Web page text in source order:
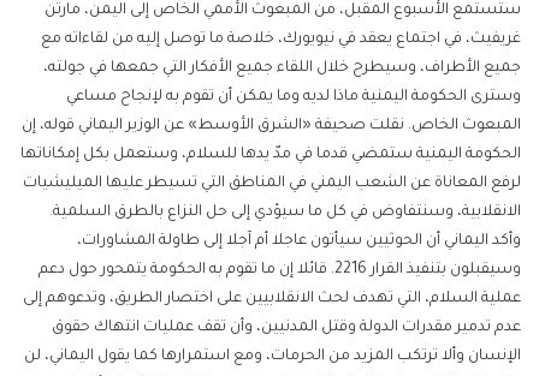
ستستمع الأسبوع المقبل، من المبعوث الأممي الخاص إلى اليمن، مارتن
غريفيث، في اجتماع يعقد في نيويورك، خلاصة ما توصل إليه من لقاءاته مع
جميع الأطراف، وسيطرح خلال اللقاء جميع الأفكار التي جمعها في جولته،
وسترى الحكومة اليمنية ماذا لديه وما يمكن أن تقوم به لإنجاح مساعي
المبعوث الخاص. نقلت صحيفة «الشرق الأوسط» عن الوزير اليماني قوله، إن
الحكومة اليمنية ستمضي قدما في مدّ يدها للسلام، وستعمل بكل إمكاناتها
لرفع المعاناة عن الشعب اليمني في المناطق التي تسيطر عليها الميليشيات
الانقلابية، وسنتفاوض في كل ما سيؤدي إلى حل النزاع بالطرق السلمية.
وأكد اليماني أن الحوثيين سيأتون عاجلا أم آجلا إلى طاولة المشاورات،
وسيقبلون بتنفيذ القرار 2216. قائلا إن ما تقوم به الحكومة يتمحور حول دعم
عملية السلام، التي تهدف لحث الانقلابيين على اختصار الطريق، وتدعوهم إلى
عدم تدمير مقدرات الدولة وقتل المدنيين، وأن تقف عمليات انتهاك حقوق
الإنسان وألا ترتكب المزيد من الحرمات، ومع استمرارها كما يقول اليماني، لن